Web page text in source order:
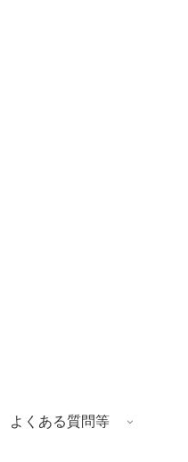
よくある質問等